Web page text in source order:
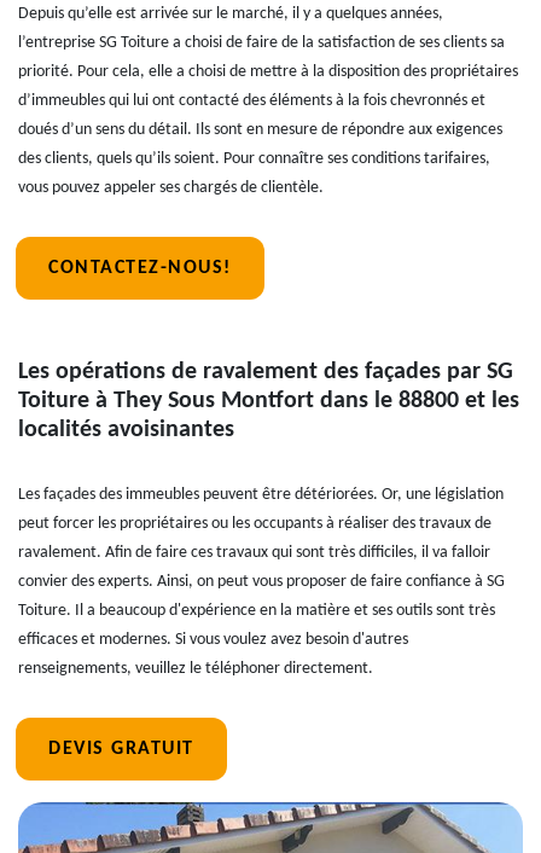
Depuis qu’elle est arrivée sur le marché, il y a quelques années,
l’entreprise SG Toiture a choisi de faire de la satisfaction de ses clients sa
priorité. Pour cela, elle a choisi de mettre à la disposition des propriétaires
d’immeubles qui lui ont contacté des éléments à la fois chevronnés et
doués d’un sens du détail. Ils sont en mesure de répondre aux exigences
des clients, quels qu’ils soient. Pour connaître ses conditions tarifaires,
vous pouvez appeler ses chargés de clientèle.
CONTACTEZ-NOUS!
Les opérations de ravalement des façades par SG
Toiture à They Sous Montfort dans le 88800 et les
localités avoisinantes
Les façades des immeubles peuvent être détériorées. Or, une législation
peut forcer les propriétaires ou les occupants à réaliser des travaux de
ravalement. Afin de faire ces travaux qui sont très difficiles, il va falloir
convier des experts. Ainsi, on peut vous proposer de faire confiance à SG
Toiture. Il a beaucoup d'expérience en la matière et ses outils sont très
efficaces et modernes. Si vous voulez avez besoin d'autres
renseignements, veuillez le téléphoner directement.
DEVIS GRATUIT